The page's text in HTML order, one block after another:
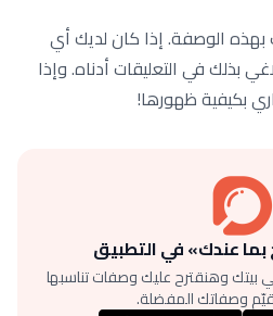
الوصفة. إذا كان لديك أي
بذلك في التعليقات أدناه. وإذا
بكيفية ظهورها!
عندك» في التطبيق
بيتك وهنقترح عليك وصفات تناسبها
وصفاتك المفضلة.